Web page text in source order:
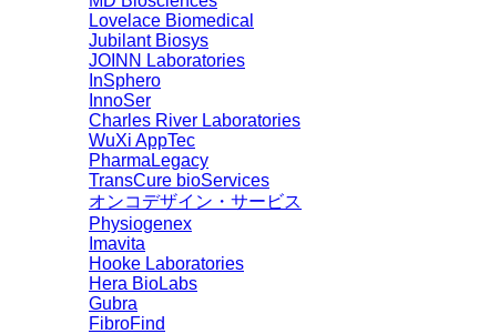
Lovelace Biomedical
Jubilant Biosys
JOINN Laboratories
InSphero
InnoSer
Charles River Laboratories
WuXi AppTec
PharmaLegacy
TransCure bioServices
オンコデザイン・サービス
Physiogenex
Imavita
Hooke Laboratories
Hera BioLabs
Gubra
FibroFind